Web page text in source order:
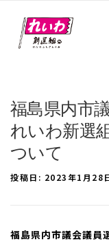
福島県内市
れいわ新選
ついて
投稿日: 2023年1月28
福島県内市議会議員